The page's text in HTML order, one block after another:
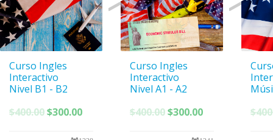
Curso Ingles
Interactivo
Nivel B1 - B2
$400.00El
$300.00El
Curso Ingles
Interactivo
Nivel A1 - A2
$400.00El
$300.00El
$